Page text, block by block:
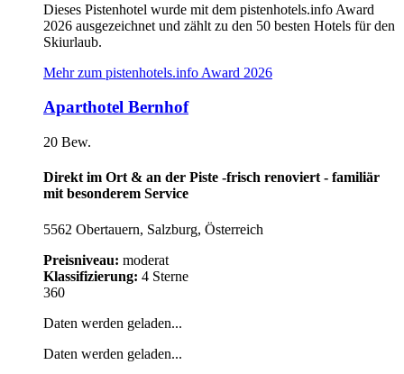
Dieses Pistenhotel wurde mit dem pistenhotels.info Award
2026 ausgezeichnet und zählt zu den 50 besten Hotels für den
Skiurlaub.
Mehr zum pistenhotels.info Award 2026
Aparthotel Bernhof
20 Bew.
Direkt im Ort & an der Piste -frisch renoviert - familiär
mit besonderem Service
5562 Obertauern, Salzburg, Österreich
Preisniveau: moderat
Klassifizierung: 4 Sterne
360
Daten werden geladen...
Daten werden geladen...